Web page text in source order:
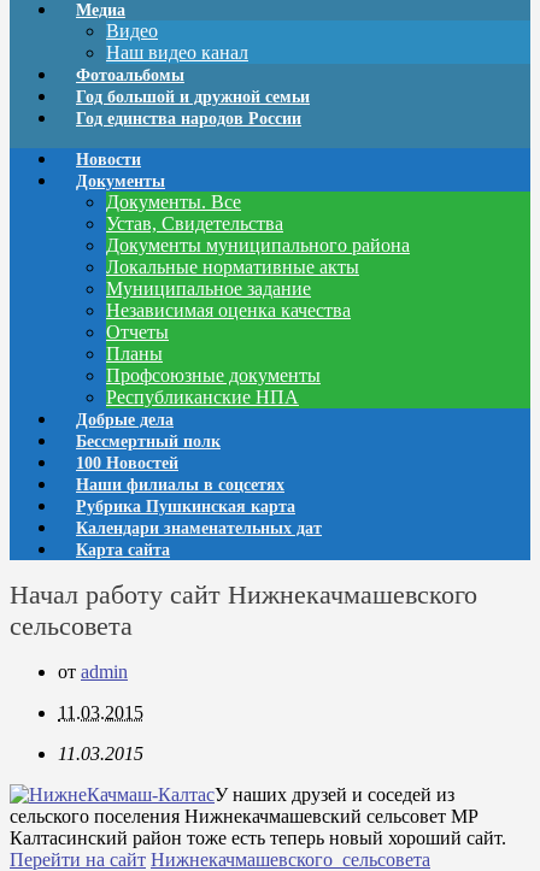
Медиа
Видео
Наш видео канал
Фотоальбомы
Год большой и дружной семьи
Год единства народов России
Новости
Документы
Документы. Все
Устав, Свидетельства
Документы муниципального района
Локальные нормативные акты
Муниципальное задание
Независимая оценка качества
Отчеты
Планы
Профсоюзные документы
Республиканские НПА
Добрые дела
Бессмертный полк
100 Новостей
Наши филиалы в соцсетях
Рубрика Пушкинская карта
Календари знаменательных дат
Карта сайта
Начал работу сайт Нижнекачмашевского
сельсовета
от admin
11.03.2015
11.03.2015
У наших друзей и соседей из
сельского поселения Нижнекачмашевский сельсовет МР
Калтасинский район тоже есть теперь новый хороший сайт.
Перейти на сайт Нижнекачмашевского сельсовета